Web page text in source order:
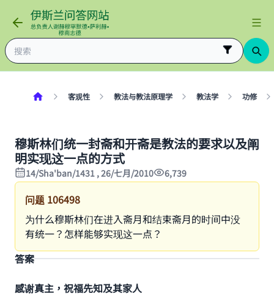
客观性 教法与教法原理学 教法学 功修
穆斯林们统一封斋和开斋是教法的要求以及阐
明实现这一点的方式
14/Sha'ban/1431 , 26/七月/2010 6,739
问题 106498
为什么穆斯林们在进入斋月和结束斋月的时间中没
有统一？怎样能够实现这一点？
答案
感谢真主，祝福先知及其家人